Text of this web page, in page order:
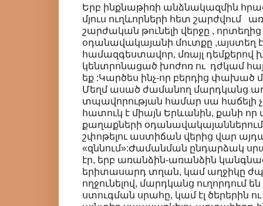
Երբ ինքնաթիռի անձնակազմին
մյուս ուղևորների հետ շարժվում
շարժական թունելի վերջը ,
օդանավակայանի մուտքը ,այստեղ
համազգեստավոր, մռայլ դեմքերով
կենտրոնացած խոժոռ ու դժկամ
եք :Կարծես ինչ-որ բերդից փախած
Մեղմ ասած ժամանող մարդկանց
տպավորության համար սա հաճելի
հատուկ է միայն Երևանին, քանի որ
քաղաքների օդանավակայաններում
շփոթելու աստիճան վերից վար
«զննում»:Ժամանման ընդարձակ
էր, երբ առանձին-առանձին
երիտասարդ տղան, կամ աղջիկը
ողջունելով, մարդկանց ուղորդում
ստուգման սրահը, կամ էլ ծերերին